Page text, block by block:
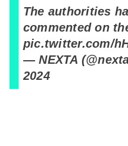
The authorities
commented on
pic.twitter.com/
— NEXTA
2024